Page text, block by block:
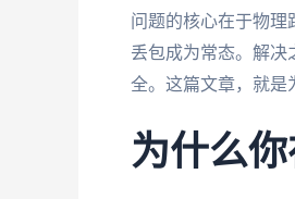
问题的核心在于物理
丢包成为常态。解决
全。这篇文章，就是
为什么